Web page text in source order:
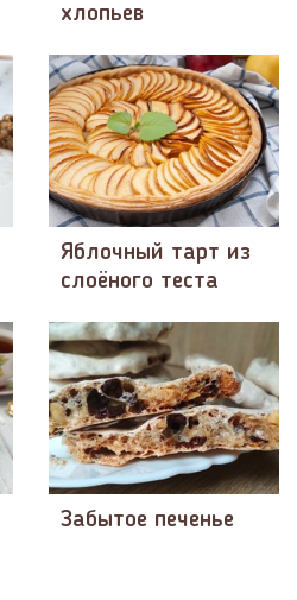
хлопьев
Яблочный тарт из
слоёного теста
Забытое печенье